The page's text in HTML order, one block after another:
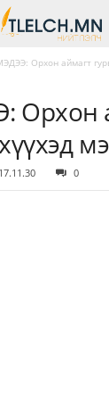
Орхон аймагт
Орхон
0